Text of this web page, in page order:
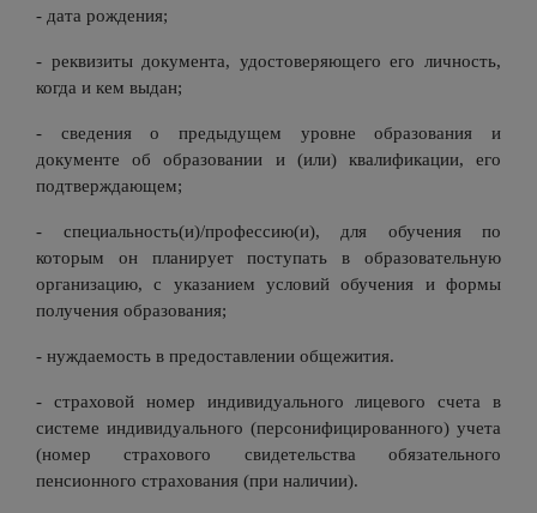
- дата рождения;
- реквизиты документа, удостоверяющего его личность,
когда и кем выдан;
- сведения о предыдущем уровне образования и
документе об образовании и (или) квалификации, его
подтверждающем;
- специальность(и)/профессию(и), для обучения по
которым он планирует поступать в образовательную
организацию, с указанием условий обучения и формы
получения образования;
- нуждаемость в предоставлении общежития.
- страховой номер индивидуального лицевого счета в
системе индивидуального (персонифицированного) учета
(номер страхового свидетельства обязательного
пенсионного страхования (при наличии).